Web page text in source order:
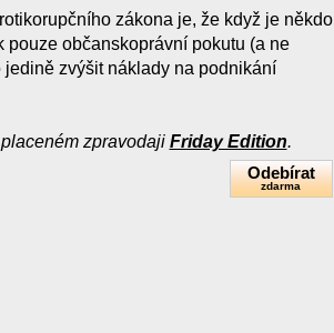
zákona je, že když je někdo
pouze občanskoprávní pokutu (a ne
zvýšit náklady na podnikání
zpravodaji Friday Edition.
Odebírat
zdarma